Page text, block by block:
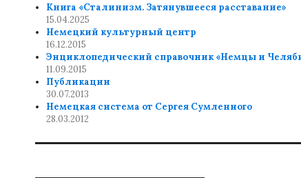
Книга «Сталинизм. Затянувшееся расставание»
15.04.2025
Немецкий культурный центр
16.12.2015
Энциклопедический справочник «Немцы и
11.09.2015
Публикации
30.07.2013
Немецкая система от Сергея Сумленного
28.03.2012